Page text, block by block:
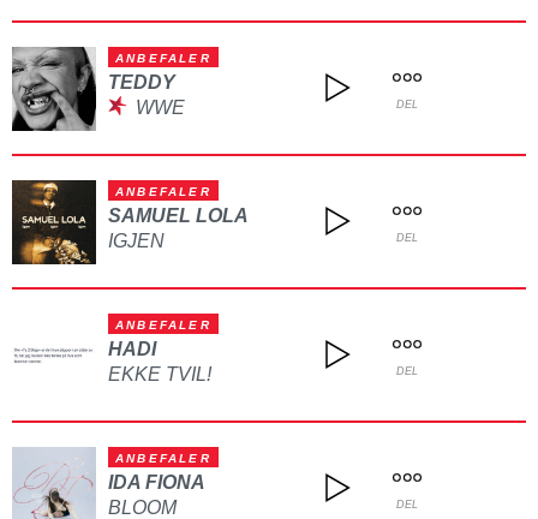
ANBEFALER
TEDDY
WWE
DEL
ANBEFALER
SAMUEL LOLA
IGJEN
DEL
ANBEFALER
HADI
EKKE TVIL!
DEL
ANBEFALER
IDA FIONA
BLOOM
DEL